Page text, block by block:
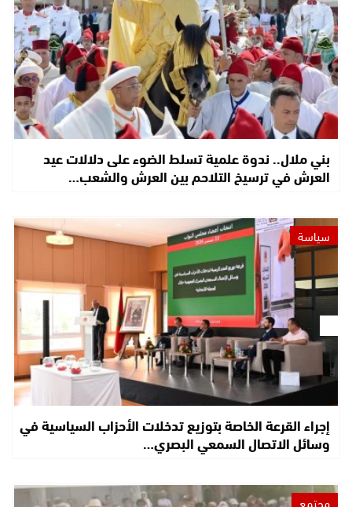
بني ملال.. ندوة علمية تسلط الضوء على دلالات عيد
العرش في ترسيخ التلاحم بين العرش والشعب…
سياسة
إجراء القرعة الخاصة بتوزيع تدخلات الأحزاب السياسية في
وسائل الاتصال السمعي البصري…
مجتمع